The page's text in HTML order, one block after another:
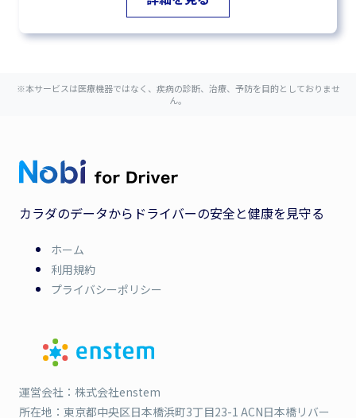
※本サービスは医療機器ではなく、疾病の診断、治療、予防を目的としておりませ
ん。
カラダのデータからドライバーの安全と健康を見守る
ホーム
利用規約
プライバシーポリシー
運営会社：株式会社enstem
所在地：東京都中央区日本橋浜町3丁目23-1 ACN日本橋リバー